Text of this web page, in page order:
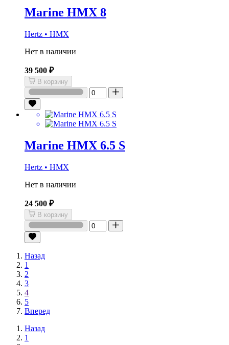
Marine HMX 8
Hertz • HMX
Нет в наличии
39 500 ₽
В корзину
Marine HMX 6.5 S
Hertz • HMX
Нет в наличии
24 500 ₽
В корзину
Назад
1
2
3
4
5
Вперед
Назад
1